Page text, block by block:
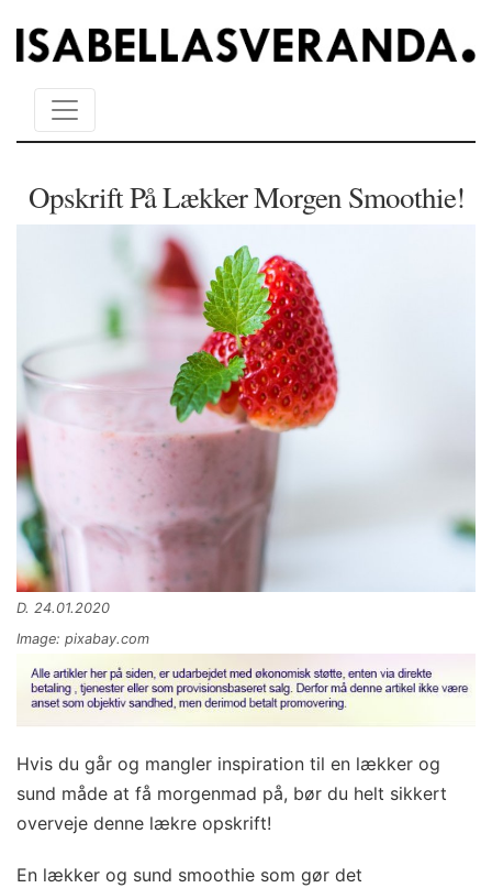
Opskrift På Lækker Morgen Smoothie!
D. 24.01.2020
Image: pixabay.com
Hvis du går og mangler inspiration til en lækker og
sund måde at få morgenmad på, bør du helt sikkert
overveje denne lækre opskrift!
En lækker og sund smoothie som gør det